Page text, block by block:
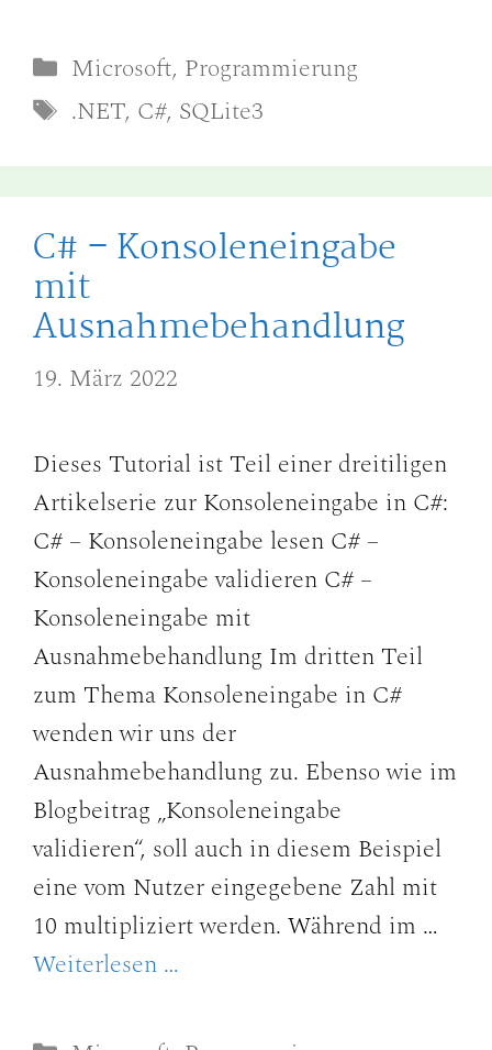
Kategorien
Microsoft, Programmierung
Schlagwörter
.NET, C#, SQLite3
C# – Konsoleneingabe
mit
Ausnahmebehandlung
19. März 2022
Dieses Tutorial ist Teil einer dreitiligen
Artikelserie zur Konsoleneingabe in C#:
C# – Konsoleneingabe lesen C# –
Konsoleneingabe validieren C# –
Konsoleneingabe mit
Ausnahmebehandlung Im dritten Teil
zum Thema Konsoleneingabe in C#
wenden wir uns der
Ausnahmebehandlung zu. Ebenso wie im
Blogbeitrag „Konsoleneingabe
validieren“, soll auch in diesem Beispiel
eine vom Nutzer eingegebene Zahl mit
10 multipliziert werden. Während im …
Weiterlesen …